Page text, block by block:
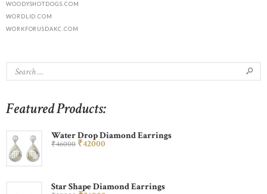
WOODYSHOTDOGS.COM
WORDLID.COM
WORKFORUSDAKC.COM
Featured Products:
Water Drop Diamond Earrings
₹46000 ₹42000
Star Shape Diamond Earrings